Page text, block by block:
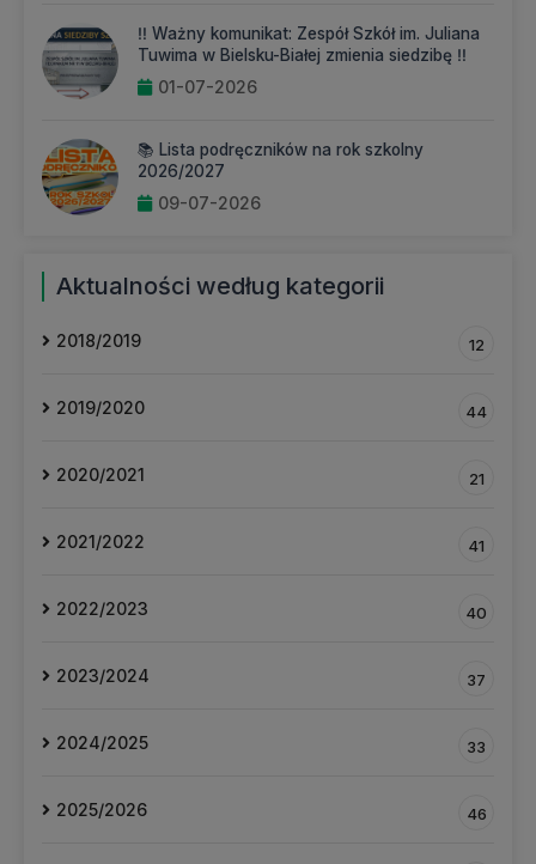
‼️ Ważny komunikat: Zespół Szkół im. Juliana
Tuwima w Bielsku-Białej zmienia siedzibę ‼️
01-07-2026
📚 Lista podręczników na rok szkolny
2026/2027
09-07-2026
Aktualności według kategorii
2018/2019 12
2019/2020 44
2020/2021 21
2021/2022 41
2022/2023 40
2023/2024 37
2024/2025 33
2025/2026 46